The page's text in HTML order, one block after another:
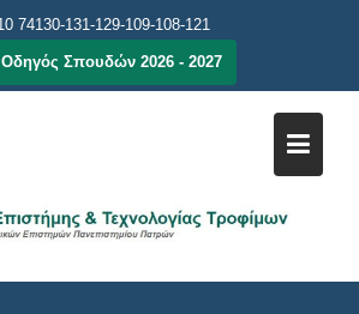
74130-131-129-109-108-121
Οδηγός Σπουδών 2026 - 2027